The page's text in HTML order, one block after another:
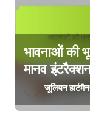
भावनाओं की
मानव
जूलियन हार्टमैन